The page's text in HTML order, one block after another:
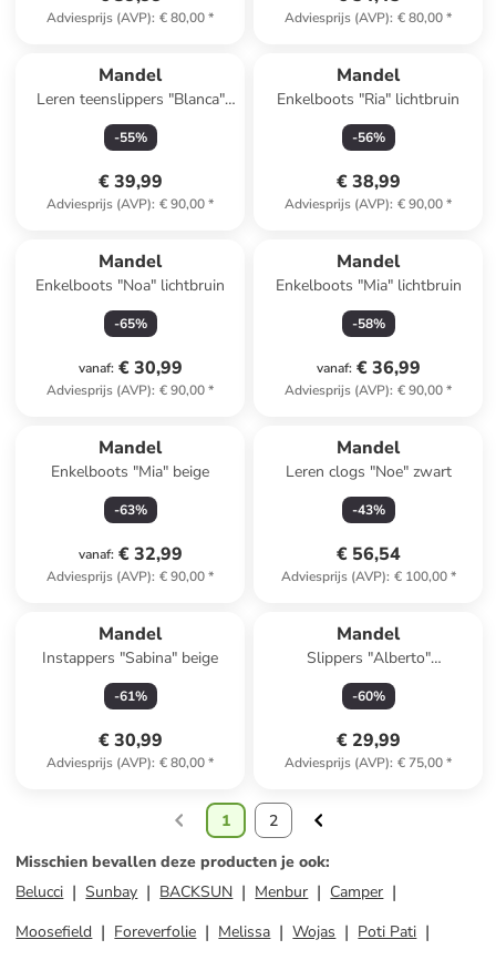
Adviesprijs (AVP): € 80,00* Adviesprijs (AVP): € 80,00*
Mandel
Leren teenslippers "Blanca"
kaki
-55%
€ 39,99
Adviesprijs (AVP): € 90,00*
Mandel
Enkelboots "Ria" lichtbruin
-56%
€ 38,99
Adviesprijs (AVP): € 90,00*
Mandel
Enkelboots "Noa" lichtbruin
-65%
vanaf: € 30,99
Adviesprijs (AVP): € 90,00*
Mandel
Enkelboots "Mia" lichtbruin
-58%
vanaf: € 36,99
Adviesprijs (AVP): € 90,00*
Mandel
Enkelboots "Mia" beige
-63%
vanaf: € 32,99
Adviesprijs (AVP): € 90,00*
Mandel
Leren clogs "Noe" zwart
-43%
€ 56,54
Adviesprijs (AVP): € 100,00*
Mandel
Instappers "Sabina" beige
-61%
€ 30,99
Adviesprijs (AVP): € 80,00*
Mandel
Slippers "Alberto"
donkerblauw
-60%
€ 29,99
Adviesprijs (AVP): € 75,00*
1
2
Misschien bevallen deze producten je ook:
Belucci
Sunbay BACKSUN Menbur
Camper
Moosefield
Foreverfolie Melissa Wojas
Poti Pati